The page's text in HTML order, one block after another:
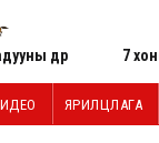
өдөр 7
ЯРИЛЦЛАГА